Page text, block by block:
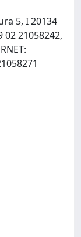
5, I 20134
02 21058242,